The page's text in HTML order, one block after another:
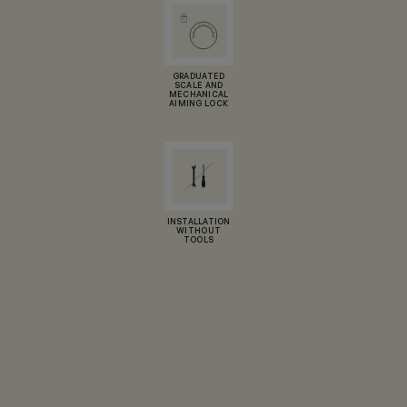
GRADUATED
SCALE AND
MECHANICAL
AIMING LOCK
INSTALLATION
WITHOUT
TOOLS